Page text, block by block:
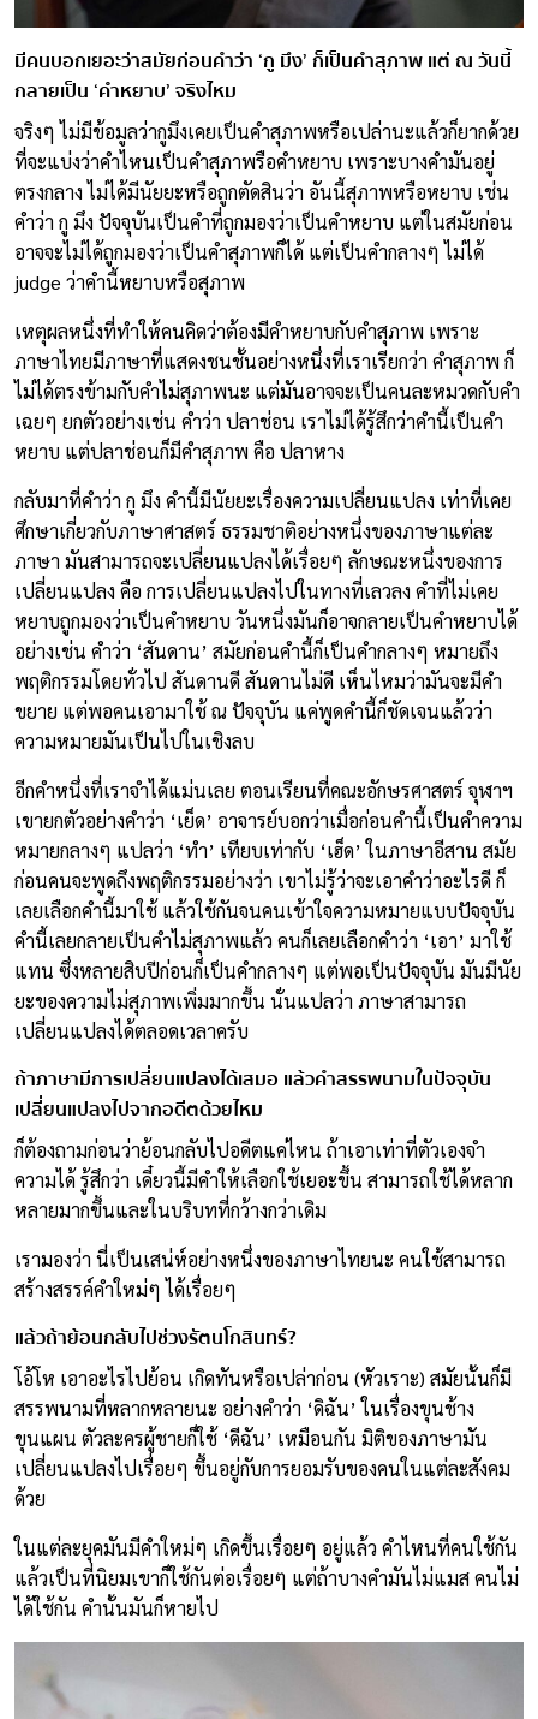
มีคนบอกเยอะว่าสมัยก่อนคำว่า ‘กู มึง’ ก็เป็นคำสุภาพ แต่ ณ วันนี้
กลายเป็น ‘คำหยาบ’ จริงไหม
จริงๆ ไม่มีข้อมูลว่ากูมึงเคยเป็นคำสุภาพหรือเปล่านะแล้วก็ยากด้วย
ที่จะแบ่งว่าคำไหนเป็นคำสุภาพรือคำหยาบ เพราะบางคำมันอยู่
ตรงกลาง ไม่ได้มีนัยยะหรือถูกตัดสินว่า อันนี้สุภาพหรือหยาบ เช่น
คำว่า กู มึง ปัจจุบันเป็นคำที่ถูกมองว่าเป็นคำหยาบ แต่ในสมัยก่อน
อาจจะไม่ได้ถูกมองว่าเป็นคำสุภาพก็ได้ แต่เป็นคำกลางๆ ไม่ได้
judge ว่าคำนี้หยาบหรือสุภาพ
เหตุผลหนึ่งที่ทำให้คนคิดว่าต้องมีคำหยาบกับคำสุภาพ เพราะ
ภาษาไทยมีภาษาที่แสดงชนชั้นอย่างหนึ่งที่เราเรียกว่า คำสุภาพ ก็
ไม่ได้ตรงข้ามกับคำไม่สุภาพนะ แต่มันอาจจะเป็นคนละหมวดกับคำ
เฉยๆ ยกตัวอย่างเช่น คำว่า ปลาช่อน เราไม่ได้รู้สึกว่าคำนี้เป็นคำ
หยาบ แต่ปลาช่อนก็มีคำสุภาพ คือ ปลาหาง
กลับมาที่คำว่า กู มึง คำนี้มีนัยยะเรื่องความเปลี่ยนแปลง เท่าที่เคย
ศึกษาเกี่ยวกับภาษาศาสตร์ ธรรมชาติอย่างหนึ่งของภาษาแต่ละ
ภาษา มันสามารถจะเปลี่ยนแปลงได้เรื่อยๆ ลักษณะหนึ่งของการ
เปลี่ยนแปลง คือ การเปลี่ยนแปลงไปในทางที่เลวลง คำที่ไม่เคย
หยาบถูกมองว่าเป็นคำหยาบ วันหนึ่งมันก็อาจกลายเป็นคำหยาบได้
อย่างเช่น คำว่า ‘สันดาน’ สมัยก่อนคำนี้ก็เป็นคำกลางๆ หมายถึง
พฤติกรรมโดยทั่วไป สันดานดี สันดานไม่ดี เห็นไหมว่ามันจะมีคำ
ขยาย แต่พอคนเอามาใช้ ณ ปัจจุบัน แค่พูดคำนี้ก็ชัดเจนแล้วว่า
ความหมายมันเป็นไปในเชิงลบ
อีกคำหนึ่งที่เราจำได้แม่นเลย ตอนเรียนที่คณะอักษรศาสตร์ จุฬาฯ
เขายกตัวอย่างคำว่า ‘เย็ด’ อาจารย์บอกว่าเมื่อก่อนคำนี้เป็นคำความ
หมายกลางๆ แปลว่า ‘ทำ’ เทียบเท่ากับ ‘เฮ็ด’ ในภาษาอีสาน สมัย
ก่อนคนจะพูดถึงพฤติกรรมอย่างว่า เขาไม่รู้ว่าจะเอาคำว่าอะไรดี ก็
เลยเลือกคำนี้มาใช้ แล้วใช้กันจนคนเข้าใจความหมายแบบปัจจุบัน
คำนี้เลยกลายเป็นคำไม่สุภาพแล้ว คนก็เลยเลือกคำว่า ‘เอา’ มาใช้
แทน ซึ่งหลายสิบปีก่อนก็เป็นคำกลางๆ แต่พอเป็นปัจจุบัน มันมีนัย
ยะของความไม่สุภาพเพิ่มมากขึ้น นั่นแปลว่า ภาษาสามารถ
เปลี่ยนแปลงได้ตลอดเวลาครับ
ถ้าภาษามีการเปลี่ยนแปลงได้เสมอ แล้วคำสรรพนามในปัจจุบัน
เปลี่ยนแปลงไปจากอดีตด้วยไหม
ก็ต้องถามก่อนว่าย้อนกลับไปอดีตแค่ไหน ถ้าเอาเท่าที่ตัวเองจำ
ความได้ รู้สึกว่า เดี๋ยวนี้มีคำให้เลือกใช้เยอะขึ้น สามารถใช้ได้หลาก
หลายมากขึ้นและในบริบทที่กว้างกว่าเดิม
เรามองว่า นี่เป็นเสน่ห์อย่างหนึ่งของภาษาไทยนะ คนใช้สามารถ
สร้างสรรค์คำใหม่ๆ ได้เรื่อยๆ
แล้วถ้าย้อนกลับไปช่วงรัตนโกสินทร์?
โอ้โห เอาอะไรไปย้อน เกิดทันหรือเปล่าก่อน (หัวเราะ) สมัยนั้นก็มี
สรรพนามที่หลากหลายนะ อย่างคำว่า ‘ดิฉัน’ ในเรื่องขุนช้าง
ขุนแผน ตัวละครผู้ชายก็ใช้ ‘ดีฉัน’ เหมือนกัน มิติของภาษามัน
เปลี่ยนแปลงไปเรื่อยๆ ขึ้นอยู่กับการยอมรับของคนในแต่ละสังคม
ด้วย
ในแต่ละยุคมันมีคำใหม่ๆ เกิดขึ้นเรื่อยๆ อยู่แล้ว คำไหนที่คนใช้กัน
แล้วเป็นที่นิยมเขาก็ใช้กันต่อเรื่อยๆ แต่ถ้าบางคำมันไม่แมส คนไม่
ได้ใช้กัน คำนั้นมันก็หายไป